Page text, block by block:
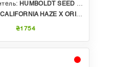
HUMBOLDT SEED COMPANY
CALIFORNIA HAZE X ORIGINAL HAZE X ARCATA TRAINWRECK
₴1754